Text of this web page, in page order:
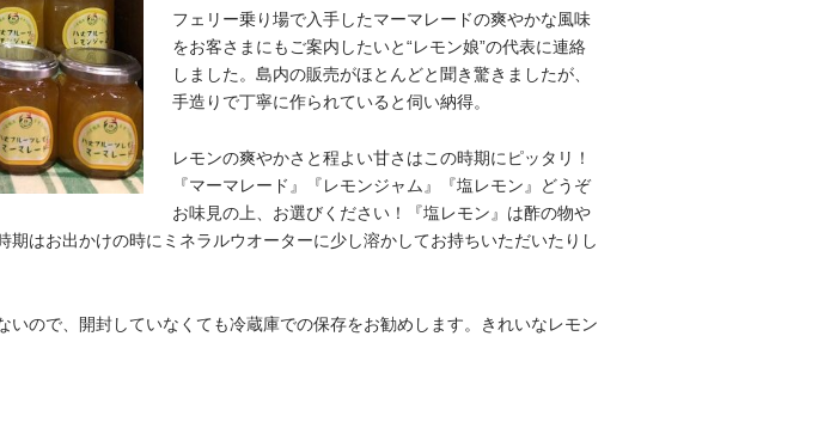
フェリー乗り場で入手したマーマレードの爽やかな風味
をお客さまにもご案内したいと“レモン娘”の代表に連絡
しました。島内の販売がほとんどと聞き驚きましたが、
手造りで丁寧に作られていると伺い納得。
レモンの爽やかさと程よい甘さはこの時期にピッタリ！
『マーマレード』『レモンジャム』『塩レモン』どうぞ
お味見の上、お選びください！『塩レモン』は酢の物や
期はお出かけの時にミネラルウオーターに少し溶かしてお持ちいただいたりし
いので、開封していなくても冷蔵庫での保存をお勧めします。きれいなレモン